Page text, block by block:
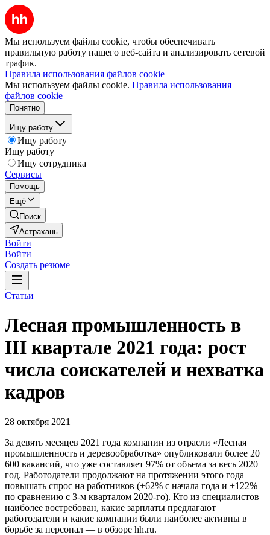
Мы используем файлы cookie, чтобы обеспечивать
правильную работу нашего веб-сайта и анализировать сетевой
трафик.
Правила использования файлов cookie
Мы используем файлы cookie. Правила использования
файлов cookie
Понятно
Ищу работу
Ищу работу
Ищу работу
Ищу сотрудника
Сервисы
Помощь
Ещё
Поиск
Астрахань
Войти
Войти
Создать резюме
Статьи
Лесная промышленность в
III квартале 2021 года: рост
числа соискателей и нехватка
кадров
28 октября 2021
За девять месяцев 2021 года компании из отрасли «Лесная
промышленность и деревообработка» опубликовали более 20
600 вакансий, что уже составляет 97% от объема за весь 2020
год. Работодатели продолжают на протяжении этого года
повышать спрос на работников (+62% с начала года и +122%
по сравнению с 3-м кварталом 2020-го). Кто из специалистов
наиболее востребован, какие зарплаты предлагают
работодатели и какие компании были наиболее активны в
борьбе за персонал — в обзоре hh.ru.